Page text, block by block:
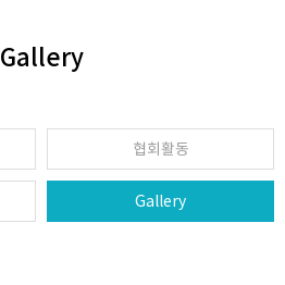
Gallery
협회활동
Gallery